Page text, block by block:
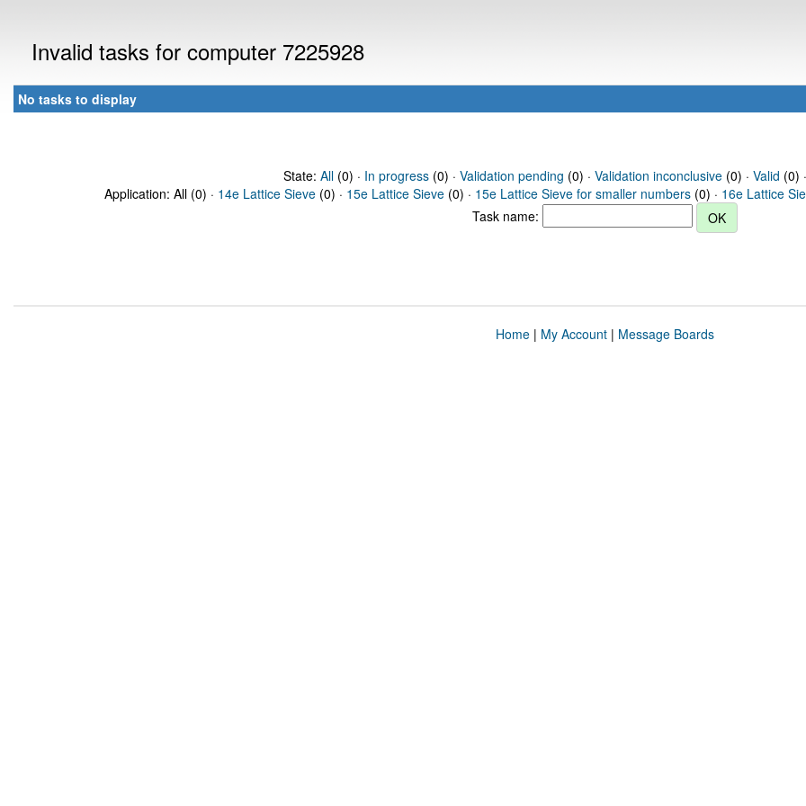
Invalid tasks for computer 7225928
No tasks to display
State: All(0) · In progress(0) · Validation pending (0) · Validation inconclusive(0) · Valid (0)
Application: All (0) · 14e Lattice Sieve (0) · 15e Lattice Sieve (0) · 15e Lattice Sieve for smaller numbers (0) · 16e Lattice
Task name:
Home| My Account| Message Boards